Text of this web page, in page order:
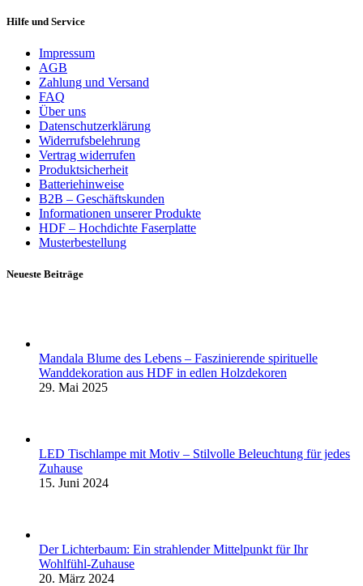
Hilfe und Service
Impressum
AGB
Zahlung und Versand
FAQ
Über uns
Datenschutzerklärung
Widerrufsbelehrung
Vertrag widerrufen
Produktsicherheit
Batteriehinweise
B2B – Geschäftskunden
Informationen unserer Produkte
HDF – Hochdichte Faserplatte
Musterbestellung
Neueste Beiträge
Mandala Blume des Lebens – Faszinierende spirituelle
Wanddekoration aus HDF in edlen Holzdekoren
29. Mai 2025
LED Tischlampe mit Motiv – Stilvolle Beleuchtung für jedes
Zuhause
15. Juni 2024
Der Lichterbaum: Ein strahlender Mittelpunkt für Ihr
Wohlfühl-Zuhause
20. März 2024